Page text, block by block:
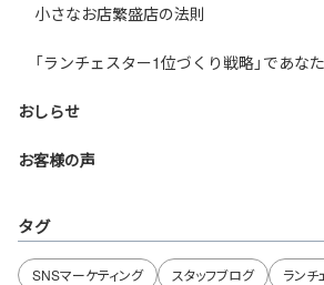
小さなお店繁盛店の法則
「ランチェスター1位づくり戦略」であな
おしらせ
お客様の声
タグ
SNSマーケティング スタッフブログ
ランチ